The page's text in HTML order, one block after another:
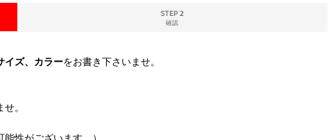
STEP 2
確認
イズ、カラーをお書き下さいませ。
。
性がございます。）